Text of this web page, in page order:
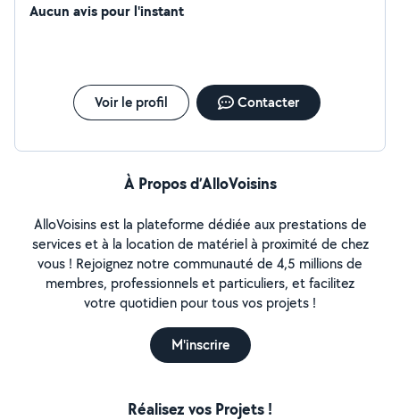
Aucun avis pour l'instant
Voir le profil Contacter
À Propos d’AlloVoisins
AlloVoisins est la plateforme dédiée aux prestations de
services et à la location de matériel à proximité de chez
vous ! Rejoignez notre communauté de 4,5 millions de
membres, professionnels et particuliers, et facilitez
votre quotidien pour tous vos projets !
M'inscrire
Réalisez vos Projets !